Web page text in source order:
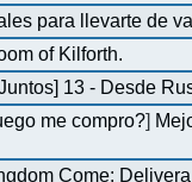
para llevarte de
of Kilforth.
13 - Desde
me compro?]
Come: